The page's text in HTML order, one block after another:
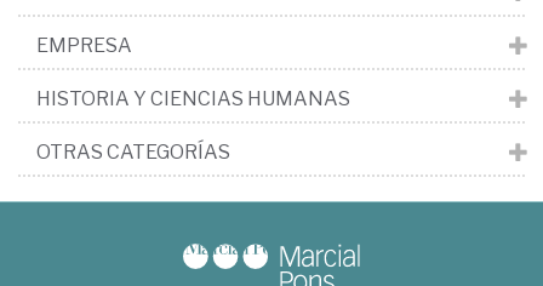
EMPRESA
HISTORIA Y CIENCIAS HUMANAS
OTRAS CATEGORÍAS